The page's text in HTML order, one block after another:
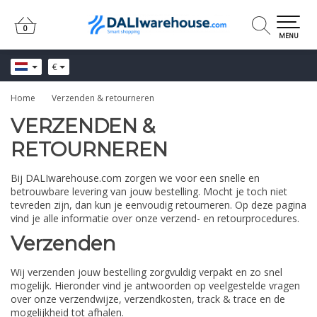
€
0
0
MENU
Home Verzenden & retourneren
VERZENDEN &
RETOURNEREN
Bij DALIwarehouse.com zorgen we voor een snelle en
betrouwbare levering van jouw bestelling. Mocht je toch niet
tevreden zijn, dan kun je eenvoudig retourneren. Op deze pagina
vind je alle informatie over onze verzend- en retourprocedures.
Verzenden
Wij verzenden jouw bestelling zorgvuldig verpakt en zo snel
mogelijk. Hieronder vind je antwoorden op veelgestelde vragen
over onze verzendwijze, verzendkosten, track & trace en de
mogelijkheid tot afhalen.